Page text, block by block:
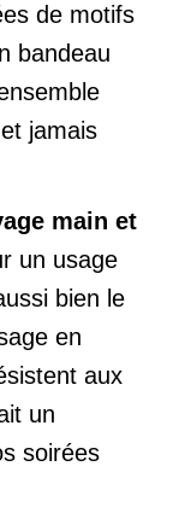
de motifs
bandeau
jamais
main et
un usage
bien le
en
aux
un
soirées